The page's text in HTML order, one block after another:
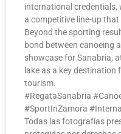
international credentials,
a competitive line-up
Beyond the sporting
bond between canoeing
showcase for Sanabria,
lake as a key
tourism.
#RegataSanabria
#SportInZamora
Todas las fotografías